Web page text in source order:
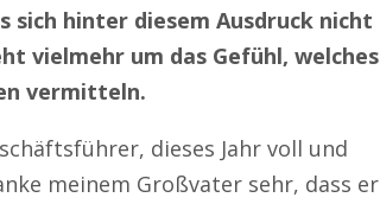
sich hinter diesem Ausdruck nicht
vielmehr um das Gefühl, welches
vermitteln.
dieses Jahr voll und
meinem Großvater sehr, dass er